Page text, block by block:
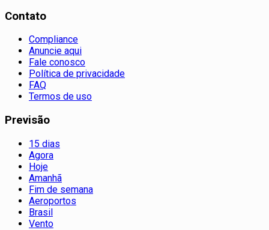
Contato
Compliance
Anuncie aqui
Fale conosco
Política de privacidade
FAQ
Termos de uso
Previsão
15 dias
Agora
Hoje
Amanhã
Fim de semana
Aeroportos
Brasil
Vento